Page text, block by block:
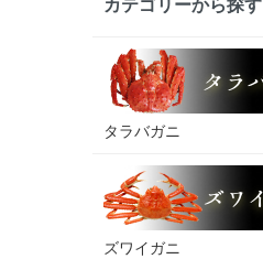
タラバガニ
ズワイガニ